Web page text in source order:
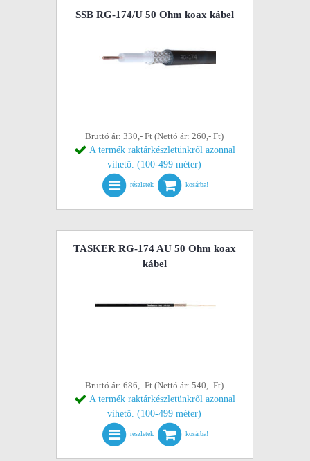
SSB RG-174/U 50 Ohm koax kábel
Bruttó ár: 330,- Ft (Nettó ár: 260,- Ft)
A termék raktárkészletünkről azonnal
vihető. (100-499 méter)
részletek kosárba!
TASKER RG-174 AU 50 Ohm koax
kábel
Bruttó ár: 686,- Ft (Nettó ár: 540,- Ft)
A termék raktárkészletünkről azonnal
vihető. (100-499 méter)
részletek kosárba!